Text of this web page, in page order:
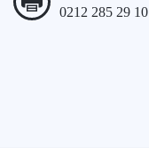
0212 285 29 10